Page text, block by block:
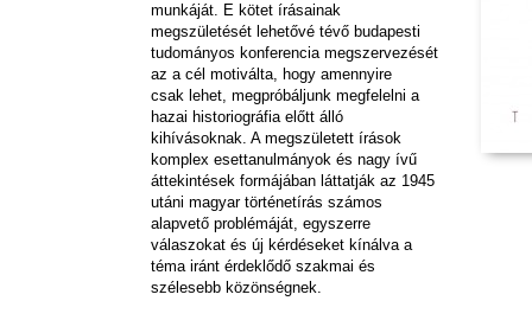
munkáját. E kötet írásainak
megszületését lehetővé tévő budapesti
tudományos konferencia megszervezését
az a cél motiválta, hogy amennyire
csak lehet, megpróbáljunk megfelelni a
hazai historiográfia előtt álló
kihívásoknak. A megszületett írások
komplex esettanulmányok és nagy ívű
áttekintések formájában láttatják az 1945
utáni magyar történetírás számos
alapvető problémáját, egyszerre
válaszokat és új kérdéseket kínálva a
téma iránt érdeklődő szakmai és
szélesebb közönségnek.